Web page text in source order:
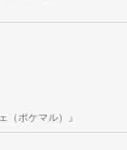
（ポケマル）』